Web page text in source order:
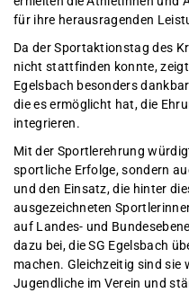
für ihre herausragenden
Da der Sportaktionstag des
nicht stattfinden konnte,
Egelsbach besonders
die es ermöglicht hat, die
integrieren.
Mit der Sportlerehrung
sportliche Erfolge, sondern
und den Einsatz, die hinter
ausgezeichneten
auf Landes- und
dazu bei, die SG Egelsbach
machen. Gleichzeitig sind
Jugendliche im Verein und